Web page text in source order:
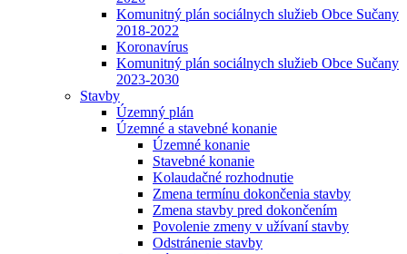
Komunitný plán sociálnych služieb Obce Sučany
2018-2022
Koronavírus
Komunitný plán sociálnych služieb Obce Sučany
2023-2030
Stavby
Územný plán
Územné a stavebné konanie
Územné konanie
Stavebné konanie
Kolaudačné rozhodnutie
Zmena termínu dokončenia stavby
Zmena stavby pred dokončením
Povolenie zmeny v užívaní stavby
Odstránenie stavby